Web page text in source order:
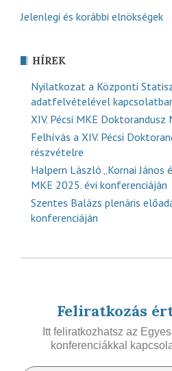
Jelenlegi és korábbi elnökségek
HÍREK
Nyilatkozat a Központi
adatfelvételével
XIV. Pécsi MKE Doktorandusz
Felhívás a XIV. Pécsi
részvételre
Halpern László „Kornai János
MKE 2025. évi konferenciáján
Szentes Balázs plenáris
konferenciáján
Feliratkozás
Itt feliratkozhatsz az
konferenciákkal